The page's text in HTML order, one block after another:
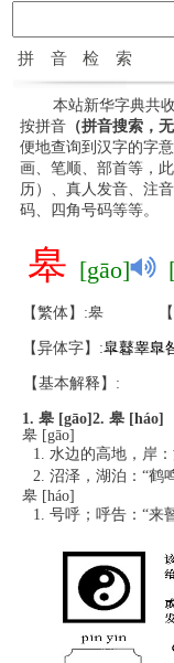
拼音检索
本站新华字典共
按拼音（拼音搜索，无
便地查询到汉字的字
画、笔顺、部首等，
历）、真人发音、注
码、四角号码等等。
皋 [gāo]
【繁体】:皋
【异体字】:皐鼛睾臯
【基本解释】:
1. 皋 [gāo] 2. 皋 [háo]
皋 [gāo]
水边的高地，岸：
沼泽，湖泊：“鹤
皋 [háo]
号呼；呼告：“来